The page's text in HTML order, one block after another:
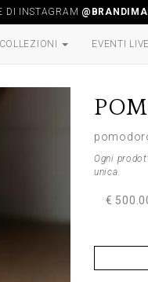
DI INSTAGRAM
COLLEZIONI EVENTI LIVE
Ogni
unica.
€